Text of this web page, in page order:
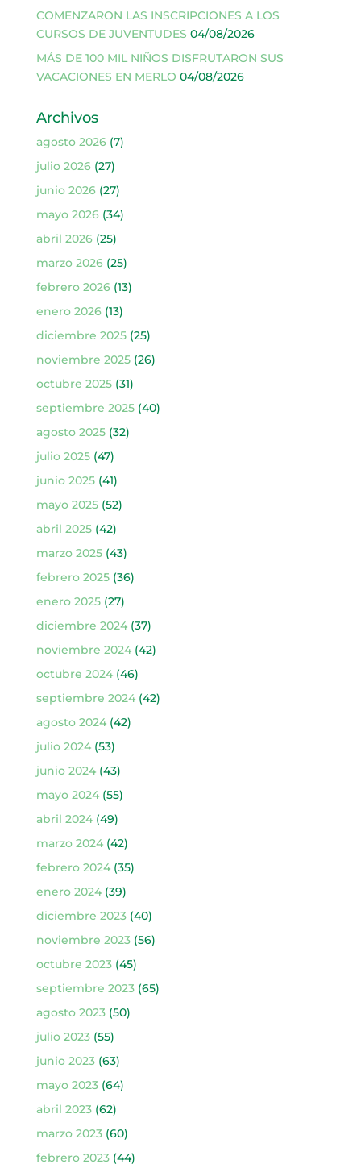
COMENZARON LAS INSCRIPCIONES A LOS
CURSOS DE JUVENTUDES 04/08/2026
MÁS DE 100 MIL NIÑOS DISFRUTARON SUS
VACACIONES EN MERLO 04/08/2026
Archivos
agosto 2026(7)
julio 2026(27)
junio 2026(27)
mayo 2026(34)
abril 2026(25)
marzo 2026(25)
febrero 2026(13)
enero 2026(13)
diciembre 2025(25)
noviembre 2025(26)
octubre 2025(31)
septiembre 2025(40)
agosto 2025(32)
julio 2025(47)
junio 2025(41)
mayo 2025(52)
abril 2025(42)
marzo 2025(43)
febrero 2025(36)
enero 2025(27)
diciembre 2024(37)
noviembre 2024(42)
octubre 2024(46)
septiembre 2024(42)
agosto 2024(42)
julio 2024(53)
junio 2024(43)
mayo 2024(55)
abril 2024(49)
marzo 2024(42)
febrero 2024(35)
enero 2024(39)
diciembre 2023(40)
noviembre 2023(56)
octubre 2023(45)
septiembre 2023(65)
agosto 2023(50)
julio 2023(55)
junio 2023(63)
mayo 2023(64)
abril 2023(62)
marzo 2023(60)
febrero 2023(44)